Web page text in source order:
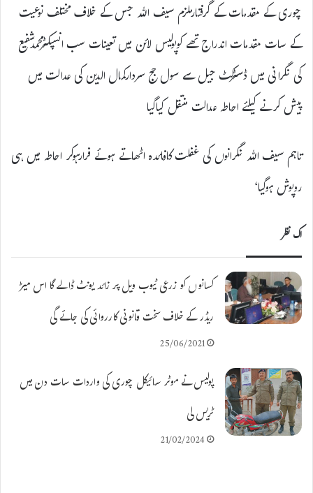
چوری کے مقدمات کے گرفتارملزم سیف اللہ جس کے خلاف مختلف نوعیت
کے سات مقدمات اندراج تھے کوپولیس لائن میں تعینات سب انسپکٹرمحمدشفیع
کی نگرانی میں ڈسٹرکٹ جیل سے سول جج سردارکمال الدین کی عدالت میں
پیش کرنے کیلئے احاطہ عدالت منتقل کیاگیا
تاہم سیف اللہ نگرانوں کی غفلت کافائدہ اٹھاتے ہوئے فرارہوکر احاطہ میں ہی
روپوش ہوگیا‘
اک نظر
کسانوں کو زرعی ٹیوب ویل پر زائد یونٹ ڈالے گا اس میڑ
ریڈر کے خلاف سخت قانونی کارروائی کی جائے گی
25/06/2021
پولیس نے موٹر سائیکل چوری کی واردات سات دن میں
ٹریس لی
21/02/2024